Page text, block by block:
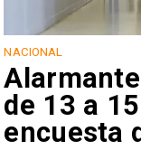
NACIONAL
de 13 a
encuesta